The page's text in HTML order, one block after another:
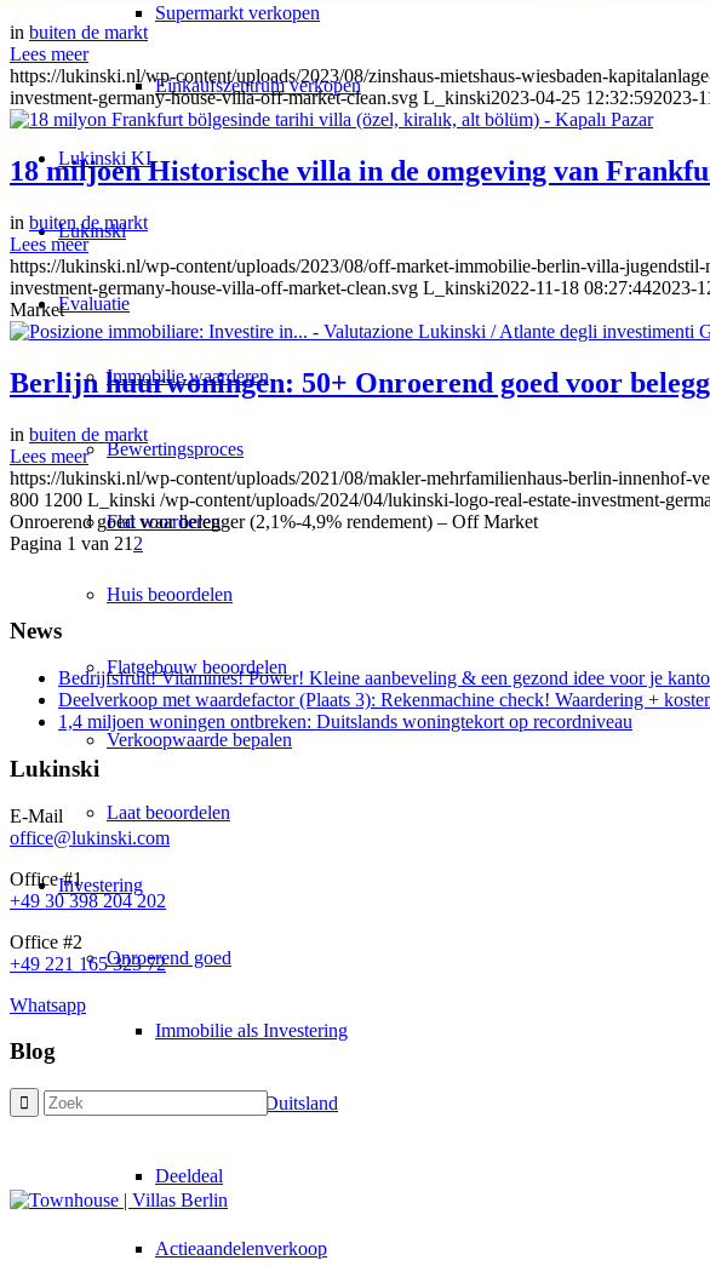
Supermarkt verkopen
Einkaufszentrum verkopen
Lukinski KI
Lukinski
Evaluatie
Immobilie waarderen
Bewertingsproces
Flat waarderen
Huis beoordelen
Flatgebouw beoordelen
Verkoopwaarde bepalen
Laat beoordelen
Investering
Onroerend goed
Immobilie als Investering
Investering in Duitsland
Deeldeal
Actieaandelenverkoop
in buiten de markt
Lees meer
https://lukinski.nl/wp-content/uploads/2023/08/zinshaus-mietshaus-wiesbaden-
investment-germany-house-villa-off-market-clean.svg L_kinski2023-04-25 12:32:592023-
18 miljoen Historische villa in de omgeving van
in buiten de markt
Lees meer
https://lukinski.nl/wp-content/uploads/2023/08/off-market-immobilie-berlin-villa-jugendstil-
investment-germany-house-villa-off-market-clean.svg L_kinski2022-11-18 08:27:442023-
Market
Berlijn huurwoningen: 50+ Onroerend goed voor
in buiten de markt
Lees meer
https://lukinski.nl/wp-content/uploads/2021/08/makler-mehrfamilienhaus-berlin-
800 1200 L_kinski /wp-content/uploads/2024/04/lukinski-logo-real-estate-investment-
Onroerend goed voor belegger (2,1%-4,9% rendement) – Off Market
Pagina 1 van 21 2
News
Bedrijfsfruit! Vitamines! Power! Kleine aanbeveling & een gezond idee voor je
Deelverkoop met waardefactor (Plaats 3): Rekenmachine check! Waardering +
1,4 miljoen woningen ontbreken: Duitslands woningtekort op recordniveau
Lukinski
E-Mail
office@lukinski.com
Office #1
+49 30 398 204 202
Office #2
+49 221 165 323 72
Whatsapp
Blog